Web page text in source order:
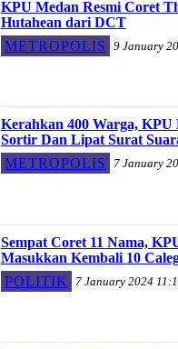
KPU Medan Resmi Coret
Hutahean dari DCT
METROPOLIS
9 January
Kerahkan 400 Warga, KPU
Sortir Dan Lipat Surat
METROPOLIS
7 January
Sempat Coret 11 Nama,
Masukkan Kembali 10
POLITIK
7 January 2024